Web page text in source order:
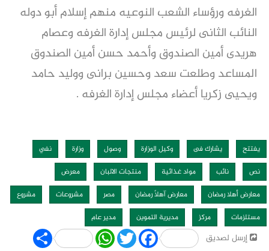
الغرفه ورؤساء الشعب النوعيه منهم إسلام أبو دوله
النائب الثانى لرئيس مجلس إدارة الغرفه وعصام
هريدى أمين الصندوق وأحمد حسن أمين الصندوق
المساعد وطلعت سعد وحسين برانى ووليد حامد
ويحيى زكريا أعضاء مجلس إدارة الغرفه .
يفتتح يشارك فى وكيل الوزارة وصول وزارة
نفي
نص
نائب مواد غذائية منتجات الالبان
معرض
معارض أهلا رمضان
معارض آهلاً رمضان مصر مشروعات
مشروع
مستلزمات
مركز مديرية التموين مدير عام
إرسل لصديق Share WhatsApp
Twitter Facebook